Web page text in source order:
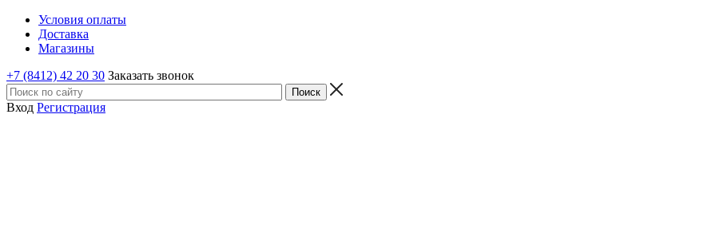
Условия оплаты
Доставка
Магазины
+7 (8412) 42 20 30 Заказать звонок
Вход Регистрация